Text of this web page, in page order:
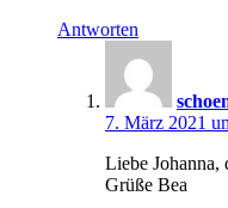
Antworten
7. März 2021
Liebe Johanna,
Grüße Bea